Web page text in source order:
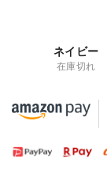
ネイビー
在庫切れ